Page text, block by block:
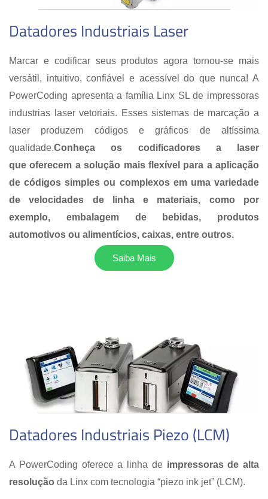
Datadores Industriais Laser
Marcar e codificar seus produtos agora tornou-se mais
versátil, intuitivo, confiável e acessível do que nunca! A
PowerCoding apresenta a família Linx SL de impressoras
industrias laser vetoriais. Esses sistemas de marcação a
laser produzem códigos e gráficos de altíssima
qualidade.Conheça os codificadores a laser
que oferecem a solução mais flexível para a aplicação
de códigos simples ou complexos em uma variedade
de velocidades de linha e materiais, como por
exemplo, embalagem de bebidas, produtos
automotivos ou alimentícios, caixas, entre outros.
Saiba Mais
Datadores Industriais Piezo (LCM)
A PowerCoding oferece a linha deimpressoras de alta
resolução da Linx com tecnologia “piezo ink jet” (LCM).